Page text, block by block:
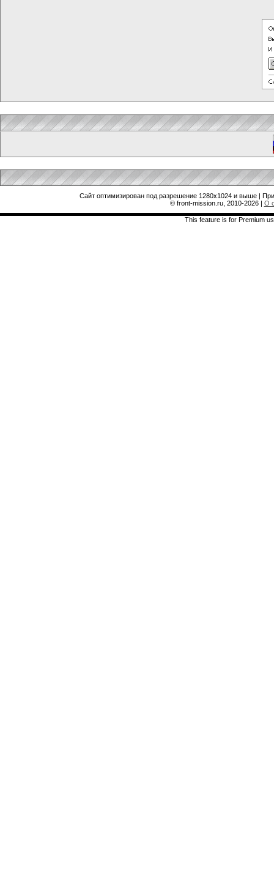
Сайт оптимизирован под разрешение 1280x1024 и выше |
© front-mission.ru, 2010-2026| О
This feature is for Premium